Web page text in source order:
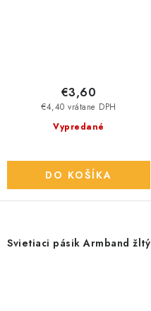
Vypredané
€4,40 vrátane DPH
€3,60
DO KOŠÍKA
Svietiaci pásik Armband žltý